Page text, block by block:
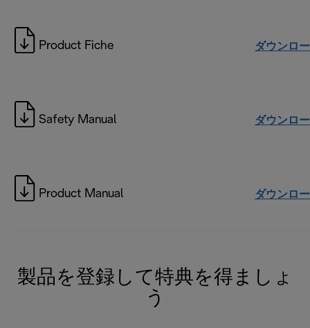
Product Fiche ダウンロ
Safety Manual ダウンロ
Product Manual ダウンロ
製品を登録して特典を得ましょ
う